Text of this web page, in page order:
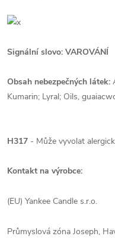
Signální slovo: VAROVÁNÍ
Obsah nebezpečných látek:
Kumarin; Lyral; Oils,
H317 - Může vyvolat
Kontakt na výrobce:
(EU) Yankee Candle s.r.o.
Průmyslová zóna Joseph,